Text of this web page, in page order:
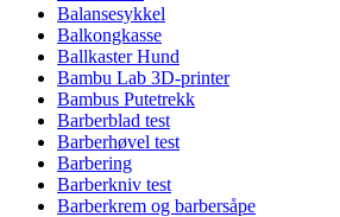
Balansesykkel
Balkongkasse
Ballkaster Hund
Bambu Lab 3D-printer
Bambus Putetrekk
Barberblad test
Barberhøvel test
Barbering
Barberkniv test
Barberkrem og barbersåpe